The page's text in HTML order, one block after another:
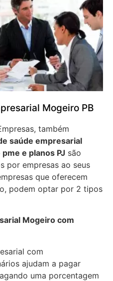
Mogeiro PB
também
saúde empresarial
e planos PJ são
por empresas ao seus
que oferecem
podem optar por 2 tipos
Mogeiro com
com
ajudam a pagar
uma porcentagem